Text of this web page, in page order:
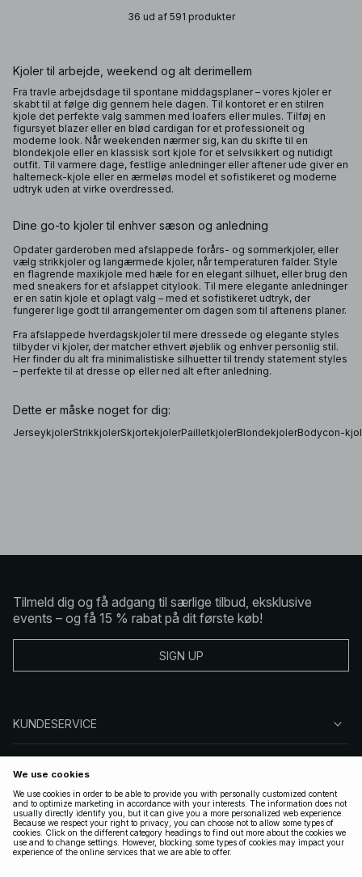
36 ud af 591 produkter
Kjoler til arbejde, weekend og alt derimellem
Fra travle arbejdsdage til spontane middagsplaner – vores kjoler er
skabt til at følge dig gennem hele dagen. Til kontoret er en stilren
kjole det perfekte valg sammen med loafers eller mules. Tilføj en
figursyet blazer eller en blød cardigan for et professionelt og
moderne look. Når weekenden nærmer sig, kan du skifte til en
blondekjole eller en klassisk sort kjole for et selvsikkert og nutidigt
outfit. Til varmere dage, festlige anledninger eller aftener ude giver en
halterneck-kjole eller en ærmeløs model et sofistikeret og moderne
udtryk uden at virke overdressed.
Dine go-to kjoler til enhver sæson og anledning
Opdater garderoben med afslappede forårs- og sommerkjoler, eller
vælg strikkjoler og langærmede kjoler, når temperaturen falder. Style
en flagrende maxikjole med hæle for en elegant silhuet, eller brug den
med sneakers for et afslappet citylook. Til mere elegante anledninger
er en satin kjole et oplagt valg – med et sofistikeret udtryk, der
fungerer lige godt til arrangementer om dagen som til aftenens planer.
Fra afslappede hverdagskjoler til mere dressede og elegante styles
tilbyder vi kjoler, der matcher ethvert øjeblik og enhver personlig stil.
Her finder du alt fra minimalistiske silhuetter til trendy statement styles
– perfekte til at dresse op eller ned alt efter anledning.
Dette er måske noget for dig:
JerseykjolerStrikkjolerSkjortekjolerPailletkjolerBlondekjolerBodycon-
Tilmeld dig og få adgang til særlige tilbud, eksklusive
events – og få 15 % rabat på dit første køb!
SIGN UP
KUNDESERVICE
FØLG OS
GYLDIGE